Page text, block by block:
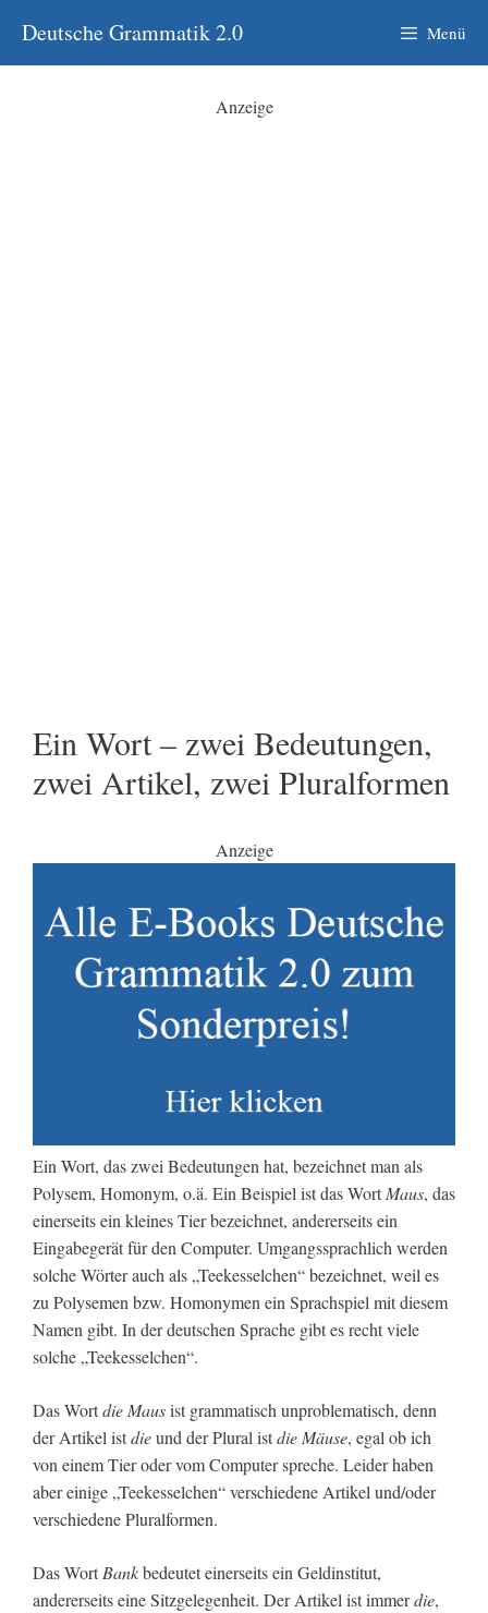
Inhalt
springen
Deutsche Grammatik 2.0 Menü
Anzeige
Ein Wort – zwei Bedeutungen,
zwei Artikel, zwei Pluralformen
Anzeige
Ein Wort, das zwei Bedeutungen hat, bezeichnet man als
Polysem, Homonym, o.ä. Ein Beispiel ist das Wort Maus, das
einerseits ein kleines Tier bezeichnet, andererseits ein
Eingabegerät für den Computer. Umgangssprachlich werden
solche Wörter auch als „Teekesselchen“ bezeichnet, weil es
zu Polysemen bzw. Homonymen ein Sprachspiel mit diesem
Namen gibt. In der deutschen Sprache gibt es recht viele
solche „Teekesselchen“.
Das Wortdie Mausist grammatisch unproblematisch, denn
der Artikel istdieund der Plural istdie Mäuse, egal ob ich
von einem Tier oder vom Computer spreche. Leider haben
aber einige „Teekesselchen“ verschiedene Artikel und/oder
verschiedene Pluralformen.
Das Wort Bankbedeutet einerseits ein Geldinstitut,
andererseits eine Sitzgelegenheit. Der Artikel ist immerdie,